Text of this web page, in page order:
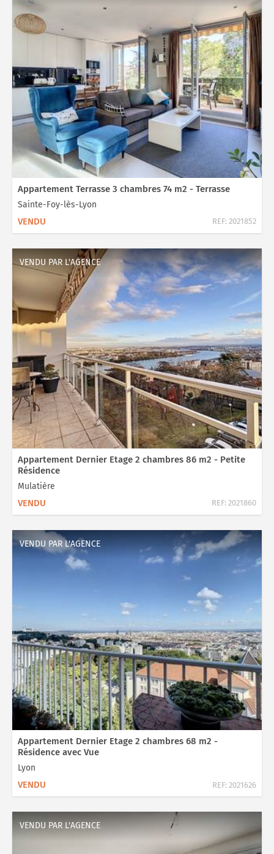
Appartement Terrasse 3 chambres 74 m2 - Terrasse
Sainte-Foy-lès-Lyon
VENDU REF: 2021852
VENDU PAR L'AGENCE
Appartement Dernier Etage 2 chambres 86 m2 - Petite
Résidence
Mulatière
VENDU REF: 2021860
VENDU PAR L'AGENCE
Appartement Dernier Etage 2 chambres 68 m2 -
Résidence avec Vue
Lyon
VENDU REF: 2021626
VENDU PAR L'AGENCE